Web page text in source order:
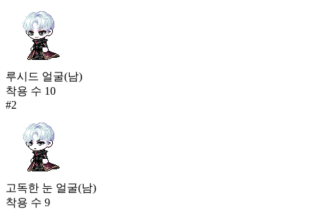
루시드 얼굴(남)
착용 수 10
#2
고독한 눈 얼굴(남)
착용 수 9